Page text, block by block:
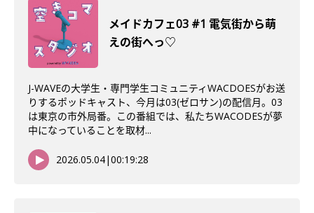
メイドカフェ03 #1 電気街から萌
えの街へっ♡
J-WAVEの大学生・専門学生コミュニティWACDOESがお送
りするポッドキャスト、今月は03(ゼロサン)の配信月。03
は東京の市外局番。この番組では、私たちWACODESが夢
中になっていることを取材...
2026.05.04|00:19:28